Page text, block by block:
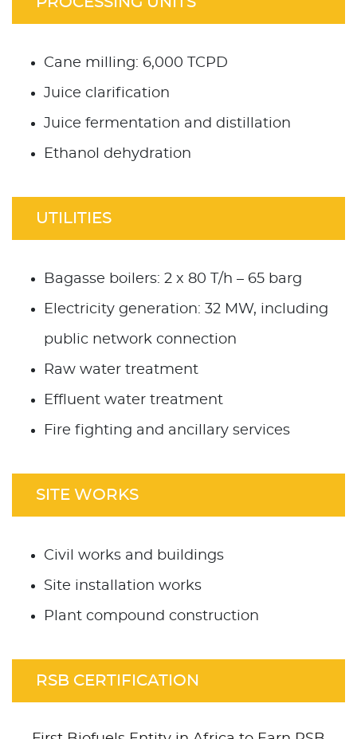
Cane milling: 6,000 TCPD
Juice clarification
Juice fermentation and distillation
Ethanol dehydration
UTILITIES
Bagasse boilers: 2 x 80 T/h – 65 barg
Electricity generation: 32 MW, including
public network connection
Raw water treatment
Effluent water treatment
Fire fighting and ancillary services
SITE WORKS
Civil works and buildings
Site installation works
Plant compound construction
RSB CERTIFICATION